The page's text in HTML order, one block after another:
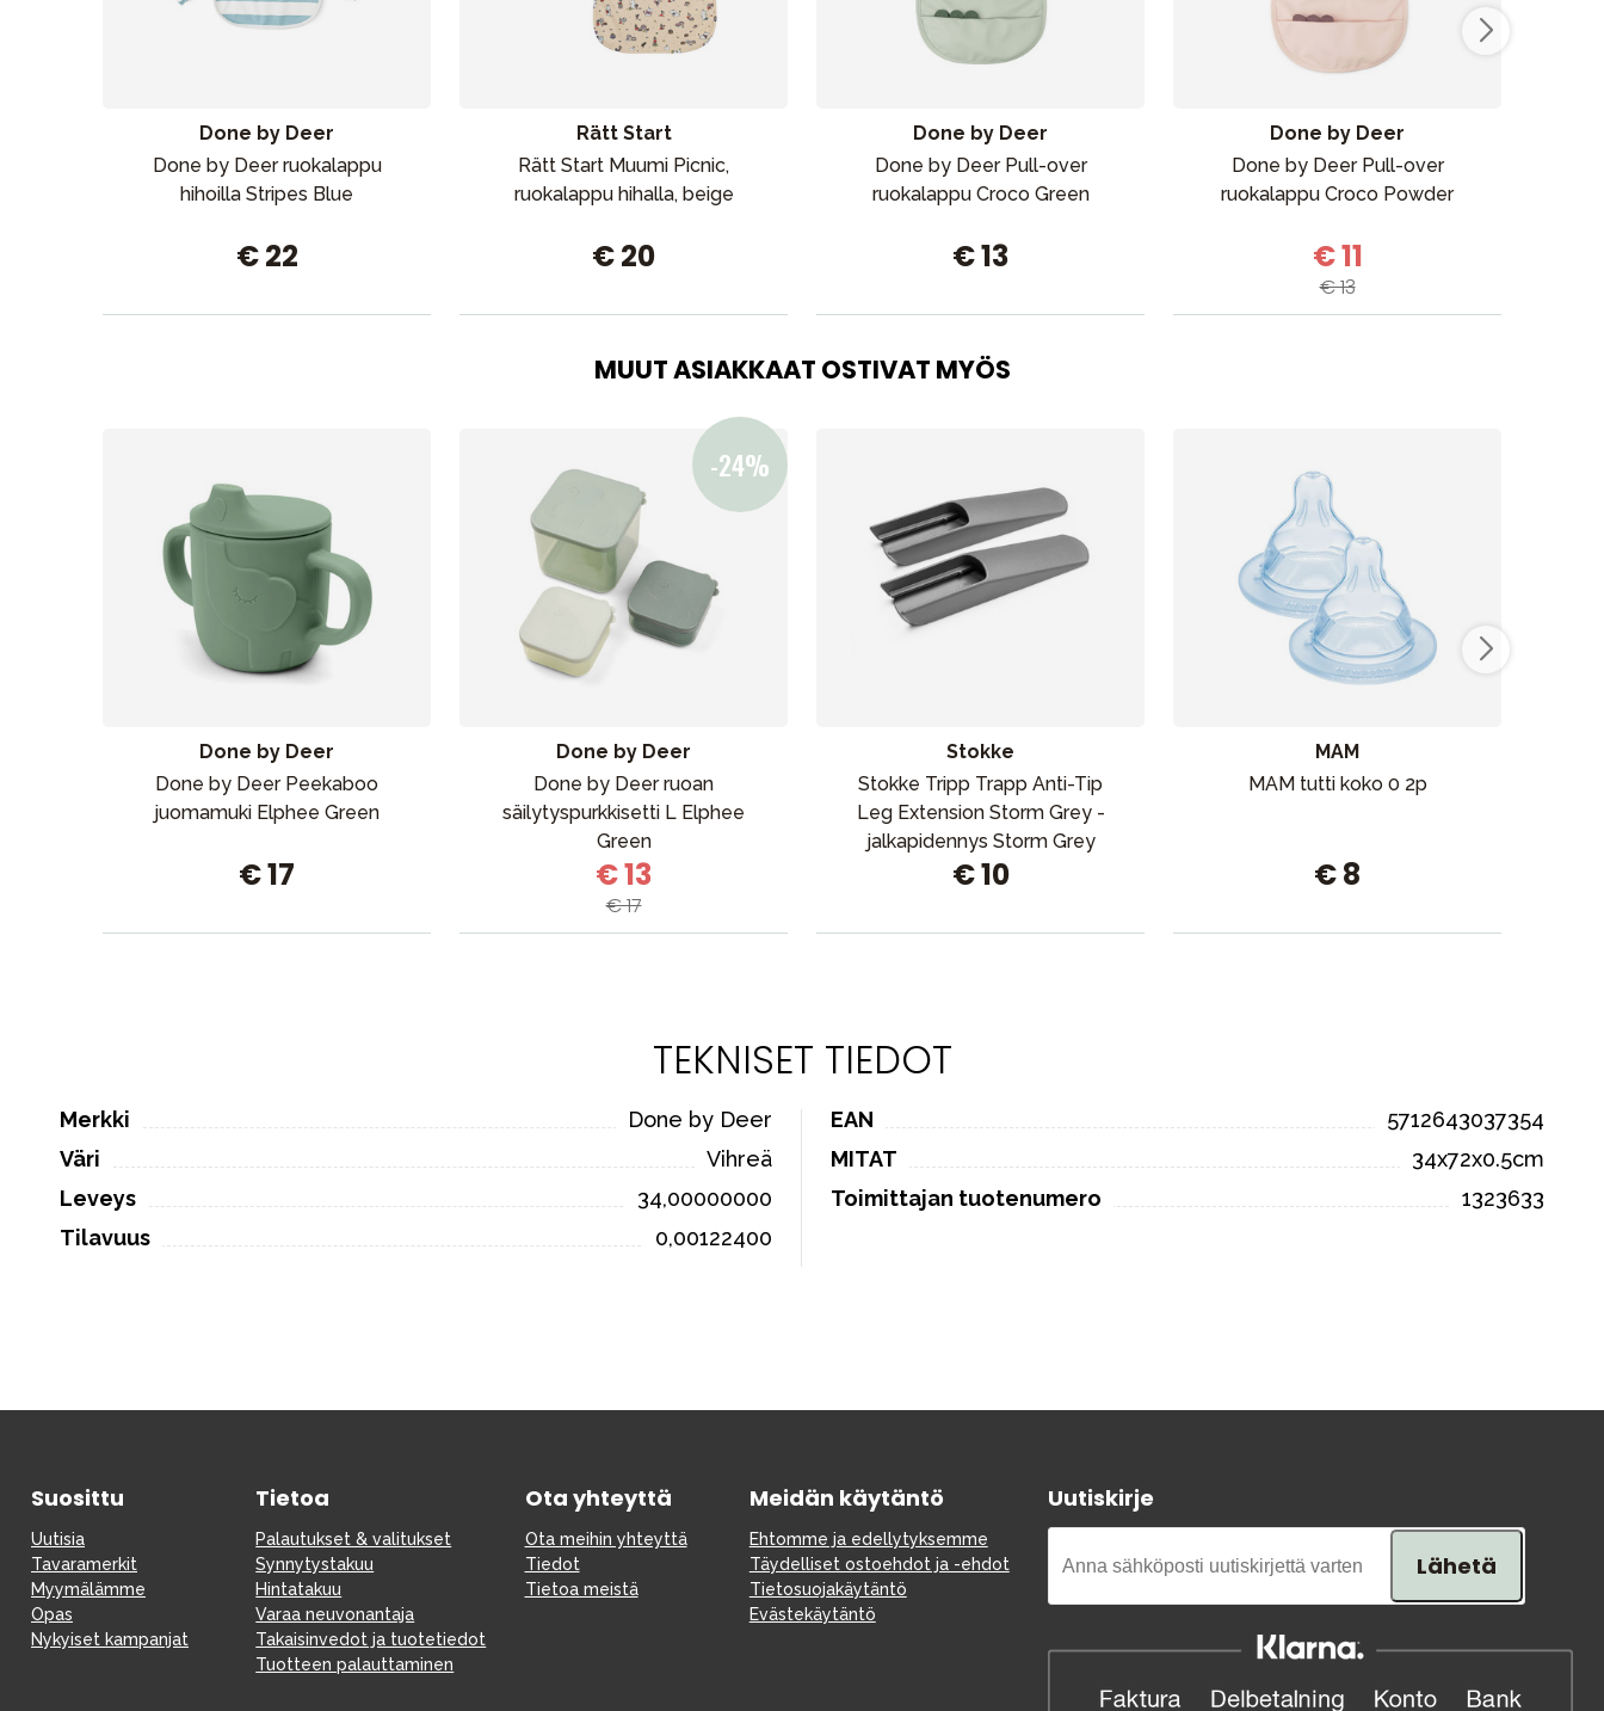
Done by Deer
Done by Deer ruokalappu
hihoilla Stripes Blue
€ 22
Rätt Start
Rätt Start Muumi Picnic,
ruokalappu hihalla, beige
€ 20
Done by Deer
Done by Deer Pull-over
ruokalappu Croco Green
€ 13
Done by Deer
Done by Deer Pull-over
ruokalappu Croco Powder
€ 11
€ 13
MUUT ASIAKKAAT OSTIVAT MYÖS
Done by Deer
Done by Deer Peekaboo
juomamuki Elphee Green
€ 17
Done by Deer
Done by Deer ruoan
säilytyspurkkisetti L Elphee
Green
€ 13
€ 17
Stokke
Stokke Tripp Trapp Anti-Tip
Leg Extension Storm Grey -
jalkapidennys Storm Grey
€ 10
MAM
MAM tutti koko 0 2p
€ 8
TEKNISET TIEDOT
Merkki
Done by Deer
Väri
Vihreä
Leveys
34,00000000
Tilavuus
0,00122400
EAN
5712643037354
MITAT
34x72x0.5cm
Toimittajan tuotenumero
1323633
Suosittu
Uutisia
Tavaramerkit
Myymälämme
Opas
Nykyiset kampanjat
Tietoa
Palautukset & valitukset
Synnytystakuu
Hintatakuu
Varaa neuvonantaja
Takaisinvedot ja tuotetiedot
Tuotteen palauttaminen
Ota yhteyttä
Ota meihin yhteyttä
Tiedot
Tietoa meistä
Meidän käytäntö
Ehtomme ja edellytyksemme
Täydelliset ostoehdot ja -ehdot
Tietosuojakäytäntö
Evästekäytäntö
Uutiskirje
Lähetä
Aurinko ja uinti Outlet Opas Ota meihin yhteyttä osoitteessa Myymälämme